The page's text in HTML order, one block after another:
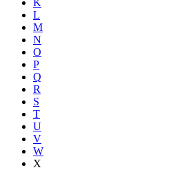
K
L
M
N
O
P
Q
R
S
T
U
V
W
X